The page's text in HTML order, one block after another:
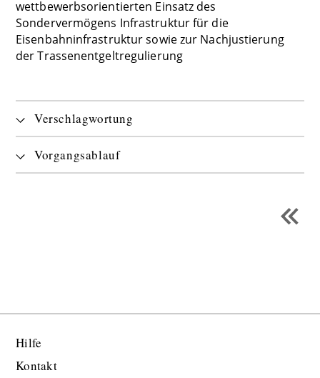
wettbewerbsorientierten Einsatz des
Sondervermögens Infrastruktur für die
Eisenbahninfrastruktur sowie zur Nachjustierung
der Trassenentgeltregulierung
Verschlagwortung
Vorgangsablauf
Hilfe
Kontakt